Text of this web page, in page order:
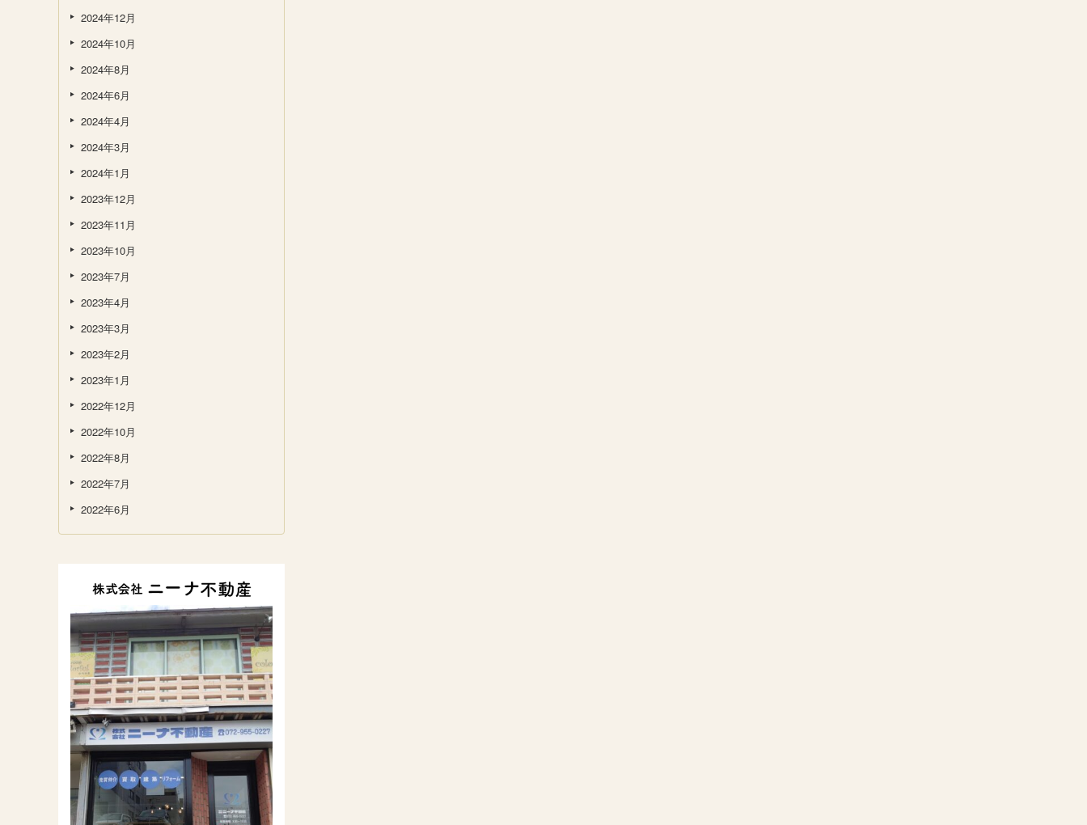
2024年12月
2024年10月
2024年8月
2024年6月
2024年4月
2024年3月
2024年1月
2023年12月
2023年11月
2023年10月
2023年7月
2023年4月
2023年3月
2023年2月
2023年1月
2022年12月
2022年10月
2022年8月
2022年7月
2022年6月
株式会社ニーナ不動
産